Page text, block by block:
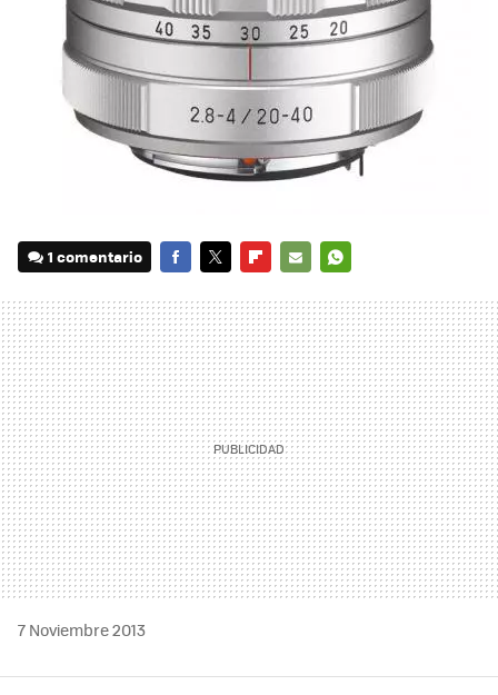
1 comentario
MAIL
7 Noviembre 2013